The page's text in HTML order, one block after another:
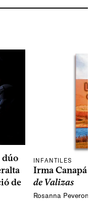
dúo
de
INFANTILES
Irma Canapá
de Valizas
Rosanna Peveroni